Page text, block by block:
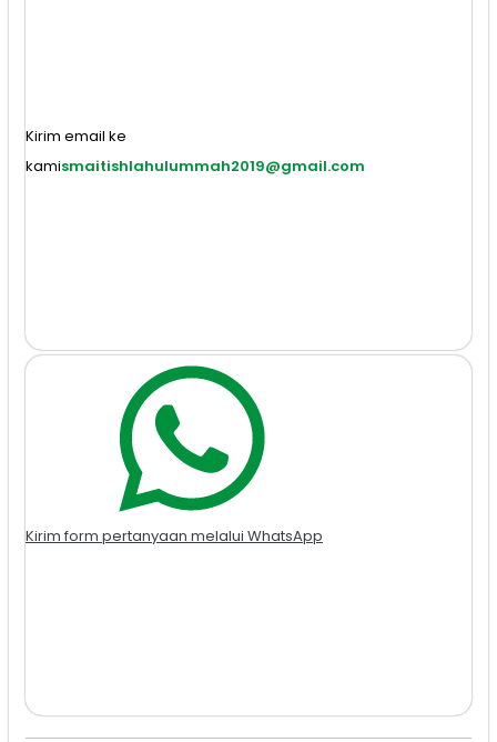
Kirim email ke
kamismaitishlahulummah2019@gmail.com
Kirim form pertanyaan melalui WhatsApp